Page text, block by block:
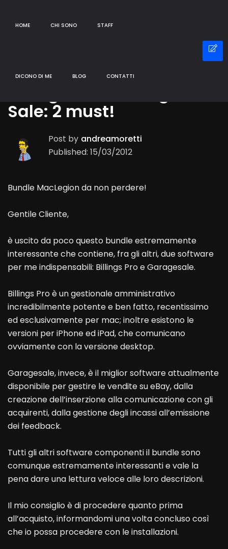
HOME CHI SONO STAFF
DICONO DI ME BLOG CONTATTI
Sale: 2 must!
Post by andreamoretti
Published: 15/03/2012
Bundle MacLegion da non perdere!
Gentile Cliente,
è uscito da poco questo bundle estremamente
interessante che contiene, fra gli altri, due software
per me indispensabili: Billings Pro e Garagesale.
Billings Pro è un gestionale amministrativo
incredibilmente potente e ben fatto, recentissimo
ed esclusivamente per mac; inoltre esistono le
versioni per iPhone ed iPad, che comunicano
ovviamente con la versione desktop.
Garagesale, invece, è il miglior software attualmente
disponibile per gestire le vendite su eBay, dalla
creazione dell’inserzione alla comunicazione con gli
acquirenti, dalla gestione degli incassi all’emissione
dei feedback.
Tutti gli altri software componenti il bundle sono
comunque estremamente interessanti e vale la
pena dare una lettura veloce alle loro descrizioni.
Il mio consiglio è di procedere quanto prima
all’acquisto, informandomi una volta concluso così
che io possa procedere con le installazioni.